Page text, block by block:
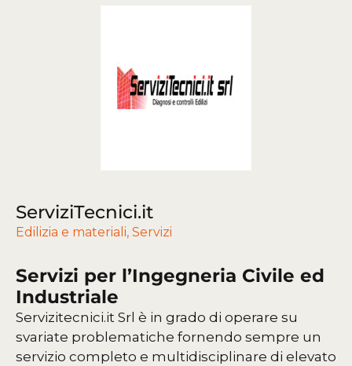
ServiziTecnici.it
Edilizia e materiali, Servizi
Servizi per l’Ingegneria Civile ed
Industriale
Servizitecnici.it Srl è in grado di operare su
svariate problematiche fornendo sempre un
servizio completo e multidisciplinare di elevato